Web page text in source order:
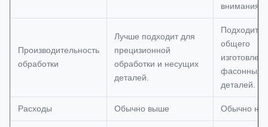
внимания.
Производительность
обработки
Лучше подходит для
прецизионной
обработки и несущих
деталей.
Подходит
общего
фасонных
деталей.
Расходы Обычно выше Обычно